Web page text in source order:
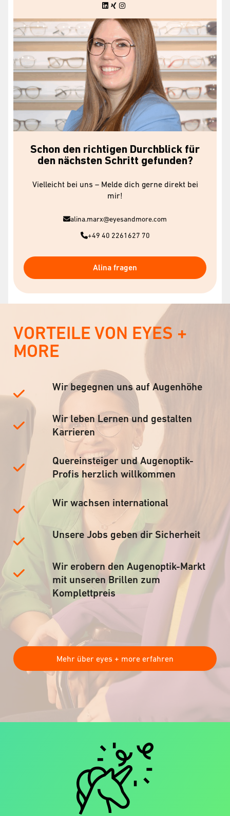
Schon den richtigen Durchblick für
den nächsten Schritt gefunden?
Vielleicht bei uns – Melde dich gerne direkt bei
mir!
alina.marx@eyesandmore.com
+49 40 2261627 70
Alina fragen
VORTEILE VON EYES +
MORE
Wir begegnen uns auf Augenhöhe
Wir leben Lernen und gestalten
Karrieren
Quereinsteiger und Augenoptik-
Profis herzlich willkommen
Wir wachsen international
Unsere Jobs geben dir Sicherheit
Wir erobern den Augenoptik-Markt
mit unseren Brillen zum
Komplettpreis
Mehr über eyes + more erfahren